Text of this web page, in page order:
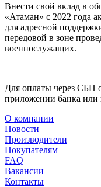
Внести свой вклад в
«Атаман» с 2022 года
для адресной
передовой в зоне
военнослужащих.
Для оплаты через СБП
приложении банка или
О компании
Новости
Производители
Покупателям
FAQ
Вакансии
Контакты